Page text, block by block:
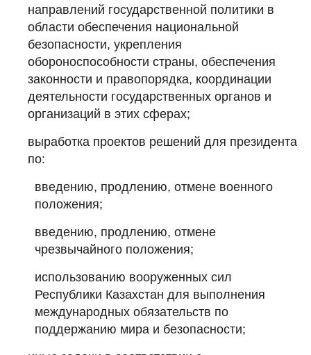
направлений государственной политики в
области обеспечения национальной
безопасности, укрепления
обороноспособности страны, обеспечения
законности и правопорядка, координации
деятельности государственных органов и
организаций в этих сферах;
выработка проектов решений для президента
по:
введению, продлению, отмене военного
положения;
введению, продлению, отмене
чрезвычайного положения;
использованию вооруженных сил
Республики Казахстан для выполнения
международных обязательств по
поддержанию мира и безопасности;